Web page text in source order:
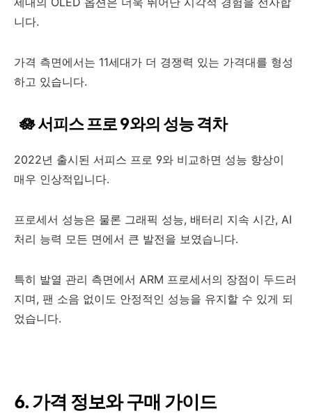
니다.
가격 측면에서는 11세대가 더 경쟁력 있는 가격대를 형성
하고 있습니다.
🪷 서피스 프로 9와의 성능 격차
2022년 출시된 서피스 프로 9와 비교하면 성능 향상이
매우 인상적입니다.
프로세서 성능은 물론 그래픽 성능, 배터리 지속 시간, AI
처리 능력 모든 면에서 큰 발전을 보였습니다.
특히 발열 관리 측면에서 ARM 프로세서의 장점이 두드러
지며, 팬 소음 없이도 안정적인 성능을 유지할 수 있게 되
었습니다.
6. 가격 정보와 구매 가이드